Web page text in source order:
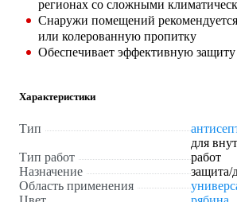
регионах со сложными
Снаружи помещений
или колерованную пропитку
Обеспечивает эффективную защиту
Характеристики
Тип
Тип работ
для
работ
Назначение
защита/
Область применения